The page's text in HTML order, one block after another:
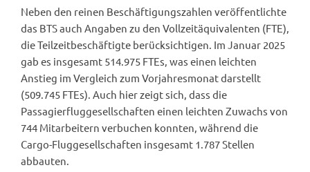
Neben den reinen Beschäftigungszahlen veröffentlichte
das BTS auch Angaben zu den Vollzeitäquivalenten (FTE),
die Teilzeitbeschäftigte berücksichtigen. Im Januar 2025
gab es insgesamt 514.975 FTEs, was einen leichten
Anstieg im Vergleich zum Vorjahresmonat darstellt
(509.745 FTEs). Auch hier zeigt sich, dass die
Passagierfluggesellschaften einen leichten Zuwachs von
744 Mitarbeitern verbuchen konnten, während die
Cargo-Fluggesellschaften insgesamt 1.787 Stellen
abbauten.